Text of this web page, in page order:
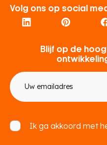
Volg ons op social
Blijf op de
mailadres
Ik ga akkoord met